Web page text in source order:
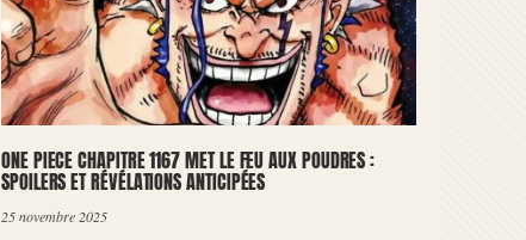
ONE PIECE CHAPITRE 1167 MET LE FEU AUX POUDRES :
SPOILERS ET RÉVÉLATIONS ANTICIPÉES
25 novembre 2025